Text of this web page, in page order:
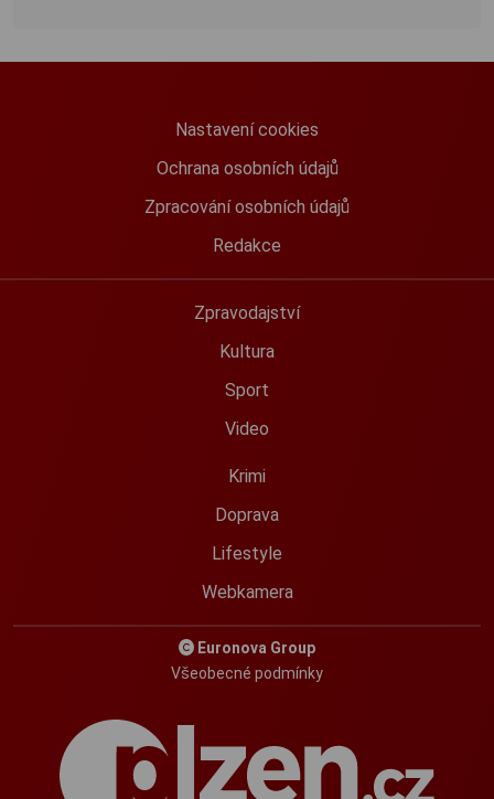
Nastavení cookies
Ochrana osobních údajů
Zpracování osobních údajů
Redakce
Zpravodajství
Kultura
Sport
Video
Krimi
Doprava
Lifestyle
Webkamera
Euronova Group
Všeobecné podmínky